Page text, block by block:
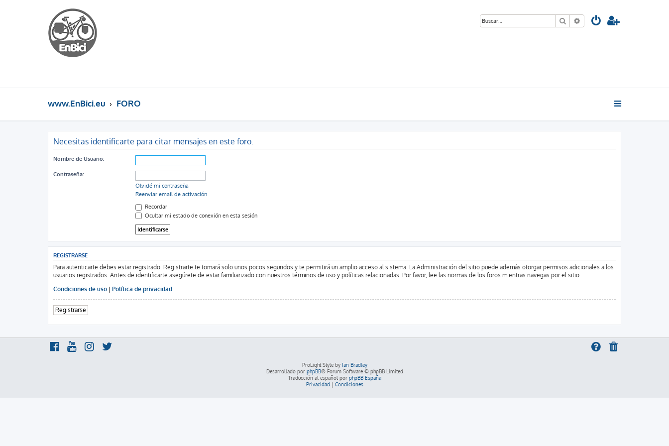
Buscar Búsqueda avanzada
www.EnBici.eu FORO
Necesitas identificarte para citar mensajes en este foro.
Nombre de Usuario:
Contraseña:
Olvidé mi contraseña
Reenviar email de activación
Recordar
Ocultar mi estado de conexión en esta sesión
REGISTRARSE
Para autenticarte debes estar registrado. Registrarte te tomará solo unos pocos segundos y te permitirá un amplio acceso al sistema. La Administración del sitio puede además otorgar permisos adicionales a los
usuarios registrados. Antes de identificarte asegúrete de estar familiarizado con nuestros términos de uso y políticas relacionadas. Por favor, lee las normas de los foros mientras navegas por el sitio.
Condiciones de uso | Política de privacidad
Registrarse
ProLight Style by Ian Bradley
Desarrollado por phpBB® Forum Software © phpBB Limited
Traducción al español por phpBB España
Privacidad| Condiciones